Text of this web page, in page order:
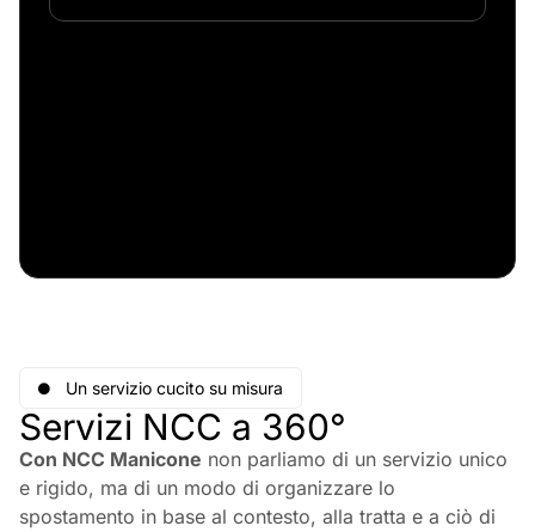
Un servizio cucito su misura
Servizi NCC a 360°
Con NCC Manicone non parliamo di un servizio unico
e rigido, ma di un modo di organizzare lo
spostamento in base al contesto, alla tratta e a ciò di